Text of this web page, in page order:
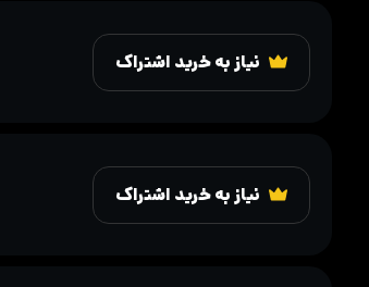
نیاز به خرید اشتراک
نیاز به خرید اشتراک